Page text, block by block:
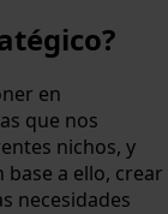
en
que nos
nichos, y
a ello, crear
necesidades